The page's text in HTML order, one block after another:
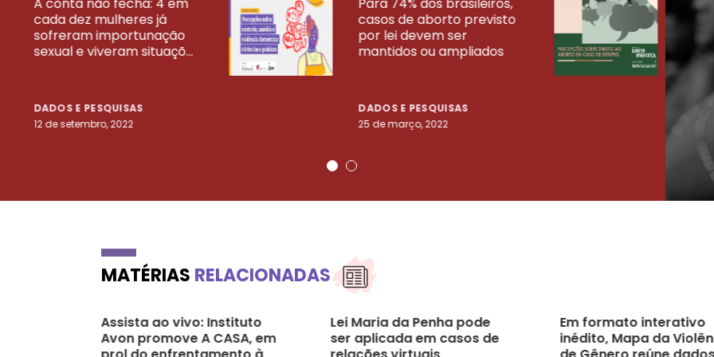
cada dez mulheres já
sofreram importunação
sexual e viveram situaçõ...
DADOS E PESQUISAS
12 de setembro, 2022
casos de aborto previsto
por lei devem ser
mantidos ou ampliados
DADOS E PESQUISAS
25 de março, 2022
23
VEJA MAIS PESQUISAS
MATÉRIAS RELACIONADAS
Assista ao vivo: Instituto
Avon promove A CASA, em
Lei Maria da Penha pode
ser aplicada em casos de
Em formato interativo
inédito, Mapa da